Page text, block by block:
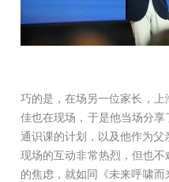
巧的是，在场另一位家长，上
佳也在现场，于是他当场分
通识课的计划，以及他作为父
现场的互动非常热烈，但也
的焦虑，就如同《未来呼啸